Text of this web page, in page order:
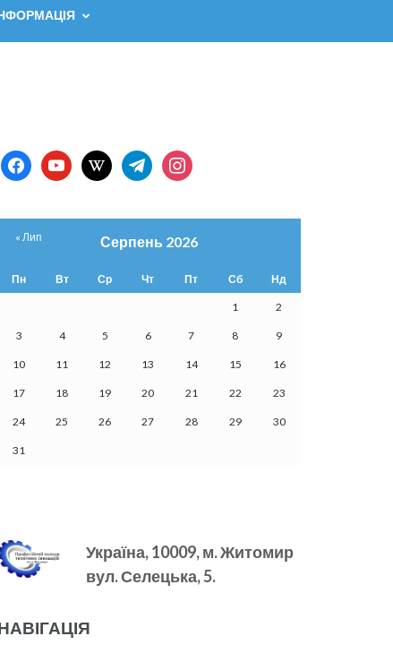
facebookyoutubewikipediatelegraminstagram
Серпень 2026
Пн Вт Ср Чт Пт Сб Нд
1 2
3 4 5 6 7 8 9
10 11 12 13 14 15 16
17 18 19 20 21 22 23
24 25 26 27 28 29 30
31
« Лип
Україна, 10009, м.Житомир
вул. Селецька, 5.